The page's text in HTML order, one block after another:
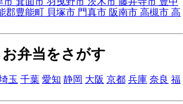
郡豊能町 貝塚市 門真市 阪南市 高槻市 高
弁当をさがす
玉 千葉 愛知 静岡 大阪 京都 兵庫 奈良 福